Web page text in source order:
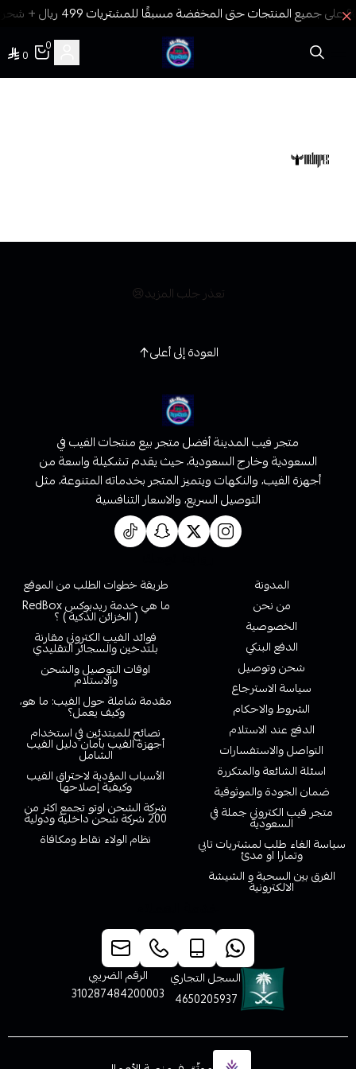
فيب المدينة
0
0
تعذر جلب المزيد😢
العودة إلى أعلى
متجر فيب المدينة أفضل متجر بيع منتجات الفيب في
السعودية وخارج السعودية، حيث يقدم تشكيلة واسعة من
أجهزة الفيب، والنكهات ويتميز المتجر بخدماته المتنوعة، مثل
التوصيل السريع، والاسعار التنافسية
المدونة
من نحن
الخصوصية
الدفع البنكي
شحن وتوصيل
سياسة الاسترجاع
الشروط والاحكام
الدفع عند الاستلام
التواصل والاستفسارات
اسئلة الشائعة والمتكررة
ضمان الجودة والموثوقية
متجر فيب الكتروني جملة في
السعودية
سياسة الغاء طلب لمشتريات تابي
وتمارا او مدئ
الفرق بين السحبة و الشيشة
الالكترونية
طريقة خطوات الطلب من الموقع
ما هي خدمة ريدبوكس RedBox
( الخزائن الذكية ) ؟
فوائد الفيب الكتروني مقارنة
بلتدخين والسجائر التقليدي
اوقات التوصيل والشحن
والاستلام
مقدمة شاملة حول الفيب: ما هو،
وكيف يعمل؟
نصائح للمبتدئين في استخدام
أجهزة الفيب بأمان دليل الفيب
الشامل
الأسباب المؤدية لاحتراق الفيب
وكيفية إصلاحها
شركة الشحن اوتو تجمع اكثر من
200 شركة شحن داخلية ودولية
نظام الولاء نقاط ومكافاة
السجل التجاري
4650205937
الرقم الضريبي
310287484200003